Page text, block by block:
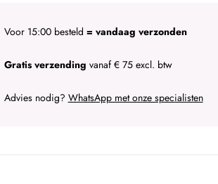
Voor 15:00 besteld = vandaag verzonden
Gratis verzending vanaf € 75 excl. btw
Advies nodig? WhatsApp met onze specialisten